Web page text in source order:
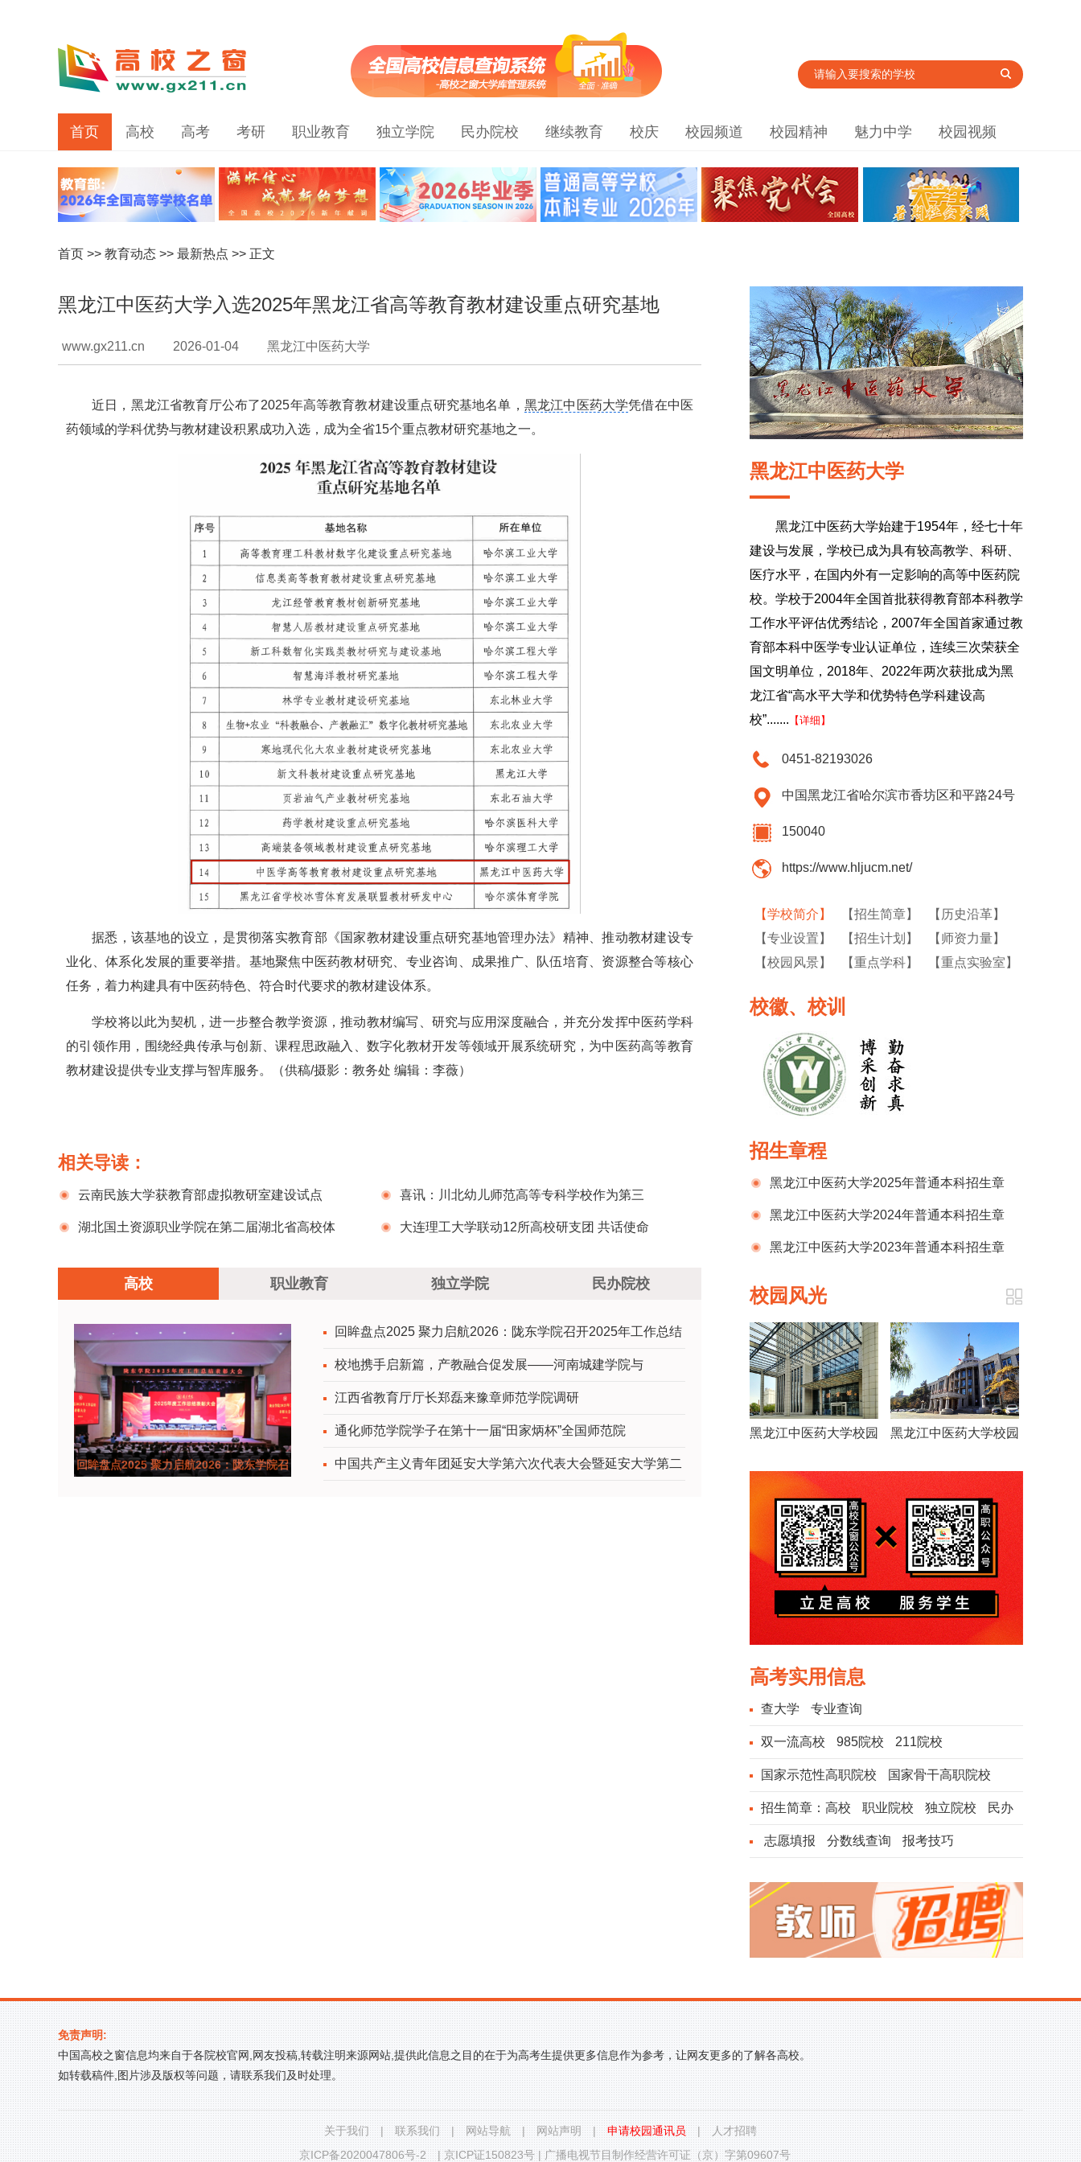
首页 高校 高考 考研 职业教育 独立学院 民办院校 继续教育 校庆 校园频道 校园精神 魅力中学 校园视频
首页 >> 教育动态 >> 最新热点 >> 正文
黑龙江中医药大学入选2025年黑龙江省高等教育教材建设重点研究基地
www.gx211.cn 2026-01-04 黑龙江中医药大学
近日，黑龙江省教育厅公布了2025年高等教育教材建设重点研究基地名单， 黑龙江中医药大学凭借在中医
药领域的学科优势与教材建设积累成功入选，成为全省15个重点教材研究基地之一。
据悉，该基地的设立，是贯彻落实教育部《国家教材建设重点研究基地管理办法》精神、推动教材建设专
业化、体系化发展的重要举措。基地聚焦中医药教材研究、专业咨询、成果推广、队伍培育、资源整合等核心
任务，着力构建具有中医药特色、符合时代要求的教材建设体系。
学校将以此为契机，进一步整合教学资源，推动教材编写、研究与应用深度融合，并充分发挥中医药学科
的引领作用，围绕经典传承与创新、课程思政融入、数字化教材开发等领域开展系统研究，为中医药高等教育
教材建设提供专业支撑与智库服务。（供稿/摄影：教务处 编辑：李薇）
相关导读：
云南民族大学获教育部虚拟教研室建设试点
2025年度优秀合作高校
喜讯：川北幼儿师范高等专科学校作为第三
批“三全育人”综合改革试点高校圆满通过总结评审
湖北国土资源职业学院在第二届湖北省高校体 大连理工大学联动12所高校研支团 共话使命
高校 职业教育 独立学院 民办院校
回眸盘点2025 聚力启航2026：陇东学院召
回眸盘点2025 聚力启航2026：陇东学院召开2025年工作总结
表彰校地携手启新篇，产教融合促发展——河南城建学院与
江西省教育厅厅长郑磊来豫章师范学院调研
通化师范学院学子在第十一届“田家炳杯”全国师范院
中国共产主义青年团延安大学第六次代表大会暨延安大学第二
黑龙江中医药大学
黑龙江中医药大学始建于1954年，经七十年
建设与发展，学校已成为具有较高教学、科研、
医疗水平，在国内外有一定影响的高等中医药院
校。学校于2004年全国首批获得教育部本科教学
工作水平评估优秀结论，2007年全国首家通过教
育部本科中医学专业认证单位，连续三次荣获全
国文明单位，2018年、2022年两次获批成为黑
龙江省“高水平大学和优势特色学科建设高
校”....... 【详细】
0451-82193026
中国黑龙江省哈尔滨市香坊区和平路24号
150040
https://www.hljucm.net/
【学校简介】 【招生简章】
【历史沿革】
【专业设置】
【招生计划】
【师资力量】
【校园风景】
【重点学科】 【重点实验室】
校徽、校训
招生章程
黑龙江中医药大学2025年普通本科招生章
程 黑龙江中医药大学2024年普通本科招生章
程 黑龙江中医药大学2023年普通本科招生章
校园风光
黑龙江中医药大学校园 黑龙江中医药大学校园
高考实用信息
查大学 专业查询
双一流高校 985院校 211院校
国家示范性高职院校 国家骨干高职院校
招生简章： 高校 职业院校 独立院校 民办
院校志愿填报 分数线查询 报考技巧
免责声明:
中国高校之窗信息均来自于各院校官网,网友投稿,转载注明来源网站,提供此信息之目的在于为高考生提供更多信息作为参考，让网友更多的了解各高校。
如转载稿件,图片涉及版权等问题，请联系我们及时处理。
关于我们 | 联系我们 | 网站导航 | 网站声明 | 申请校园通讯员 |
人才招聘
京ICP备2020047806号-2
|京ICP证150823号|广播电视节目制作经营许可证（京）字第09607号